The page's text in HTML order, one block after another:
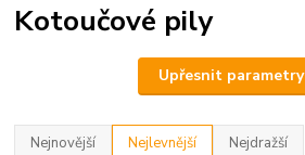
Kotoučové pily
Upřesnit parametry
Nejnovější Nejlevnější Nejdražší